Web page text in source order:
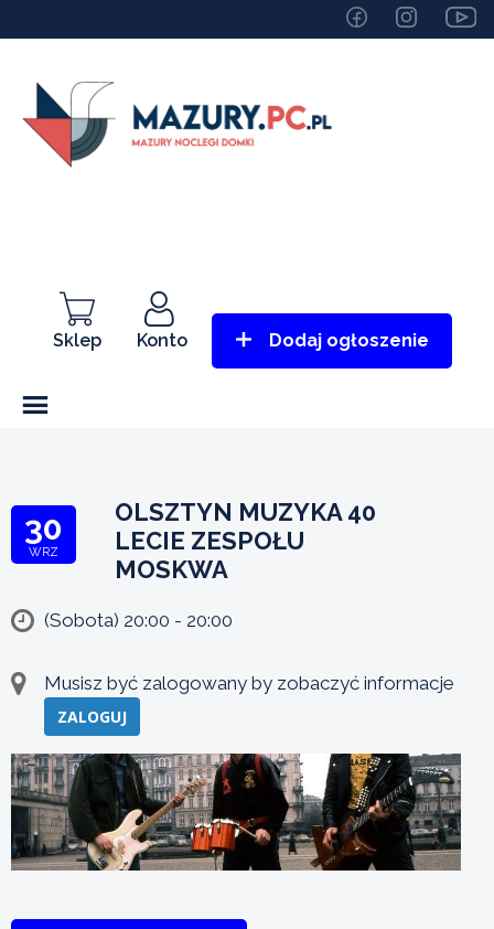
Sklep Konto Dodaj ogłoszenie
30
WRZ
OLSZTYN MUZYKA 40
LECIE ZESPOŁU
MOSKWA
(Sobota) 20:00 - 20:00
Musisz być zalogowany by zobaczyć informacje
ZALOGUJ